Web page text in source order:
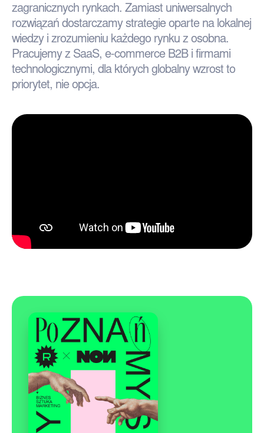
zagranicznych rynkach. Zamiast uniwersalnych
rozwiązań dostarczamy strategie oparte na lokalnej
wiedzy i zrozumieniu każdego rynku z osobna.
Pracujemy z SaaS, e-commerce B2B i firmami
technologicznymi, dla których globalny wzrost to
priorytet, nie opcja.